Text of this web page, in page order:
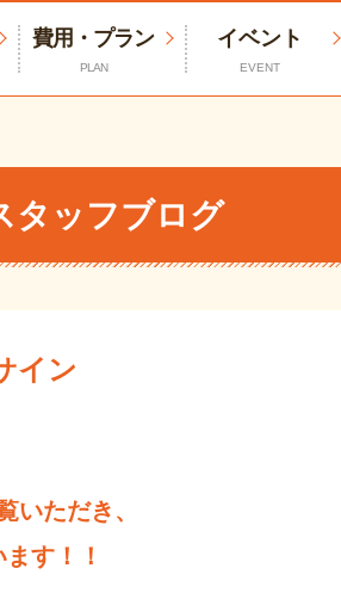
費用・プラン
PLAN
イベント
EVENT
タッフブログ
イン
いただき、
す！！